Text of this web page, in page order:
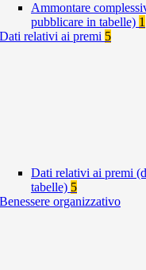
Ammontare
pubblicare in tabelle) 1
Dati relativi ai premi 5
Dati relativi ai premi
tabelle) 5
Benessere organizzativo